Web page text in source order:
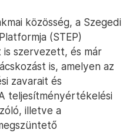
közösség, a Szegedi
(STEP)
szervezett, és már
is, amelyen az
zavarait és
teljesítményértékelési
illetve a